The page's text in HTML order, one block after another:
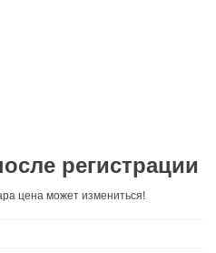
регистрации
цена может измениться!